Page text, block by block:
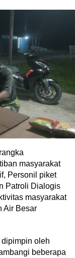
masyarakat
Personil piket
Patroli Dialogis
masyarakat
Air Besar
oleh
beberapa